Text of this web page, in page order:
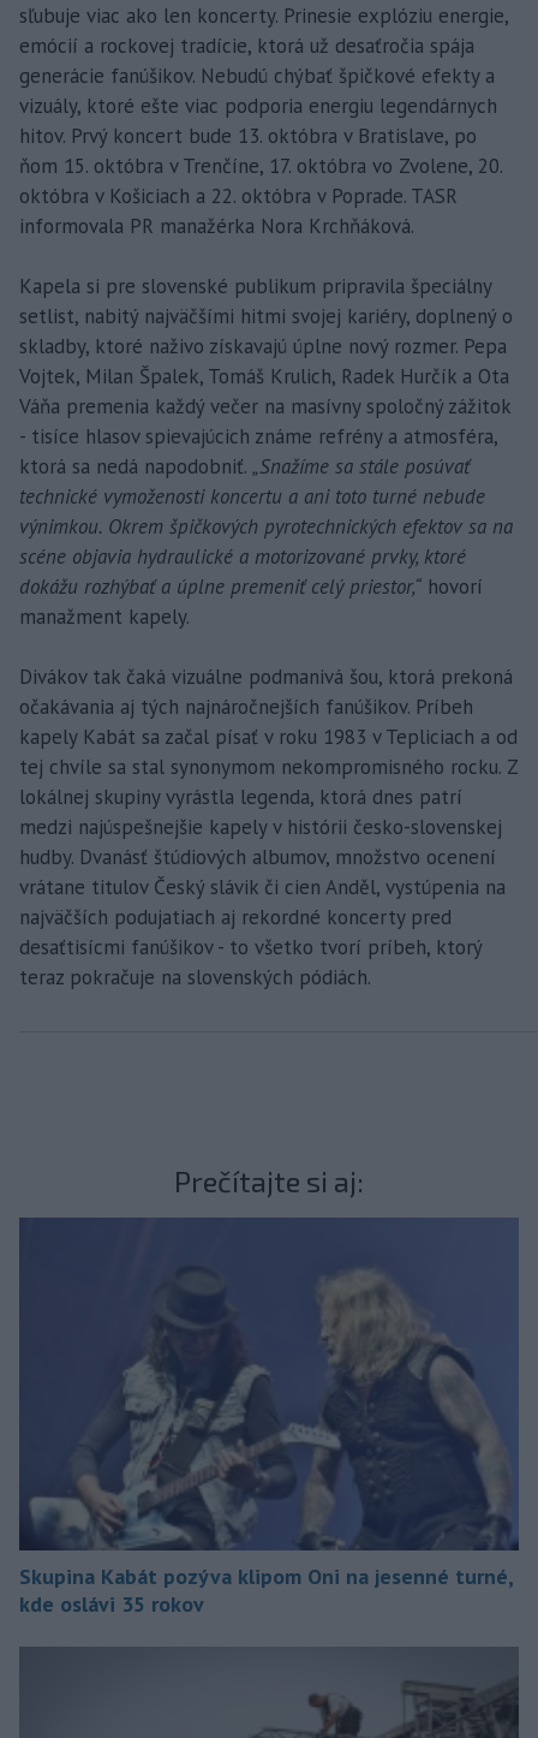
sľubuje viac ako len koncerty. Prinesie explóziu energie,
emócií a rockovej tradície, ktorá už desaťročia spája
generácie fanúšikov. Nebudú chýbať špičkové efekty a
vizuály, ktoré ešte viac podporia energiu legendárnych
hitov. Prvý koncert bude 13. októbra v Bratislave, po
ňom 15. októbra v Trenčíne, 17. októbra vo Zvolene, 20.
októbra v Košiciach a 22. októbra v Poprade. TASR
informovala PR manažérka Nora Krchňáková.
Kapela si pre slovenské publikum pripravila špeciálny
setlist, nabitý najväčšími hitmi svojej kariéry, doplnený o
skladby, ktoré naživo získavajú úplne nový rozmer. Pepa
Vojtek, Milan Špalek, Tomáš Krulich, Radek Hurčík a Ota
Váňa premenia každý večer na masívny spoločný zážitok
- tisíce hlasov spievajúcich známe refrény a atmosféra,
ktorá sa nedá napodobniť. „Snažíme sa stále posúvať
technické vymoženosti koncertu a ani toto turné nebude
výnimkou. Okrem špičkových pyrotechnických efektov sa na
scéne objavia hydraulické a motorizované prvky, ktoré
dokážu rozhýbať a úplne premeniť celý priestor,“ hovorí
manažment kapely.
Divákov tak čaká vizuálne podmanivá šou, ktorá prekoná
očakávania aj tých najnáročnejších fanúšikov. Príbeh
kapely Kabát sa začal písať v roku 1983 v Tepliciach a od
tej chvíle sa stal synonymom nekompromisného rocku. Z
lokálnej skupiny vyrástla legenda, ktorá dnes patrí
medzi najúspešnejšie kapely v histórii česko-slovenskej
hudby. Dvanásť štúdiových albumov, množstvo ocenení
vrátane titulov Český slávik či cien Anděl, vystúpenia na
najväčších podujatiach aj rekordné koncerty pred
desaťtisícmi fanúšikov - to všetko tvorí príbeh, ktorý
teraz pokračuje na slovenských pódiách.
Prečítajte si aj:
Skupina Kabát pozýva klipom Oni na jesenné turné,
kde oslávi 35 rokov